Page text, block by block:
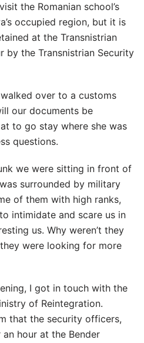
the Romanian school’s
occupied region, but it is
at the Transnistrian
by the Transnistrian Security
over to a customs
our documents be
to go stay where she was
questions.
we were sitting in front of
surrounded by military
of them with high ranks,
intimidate and scare us in
us. Why weren’t they
were looking for more
I got in touch with the
of Reintegration.
that the security officers,
hour at the Bender